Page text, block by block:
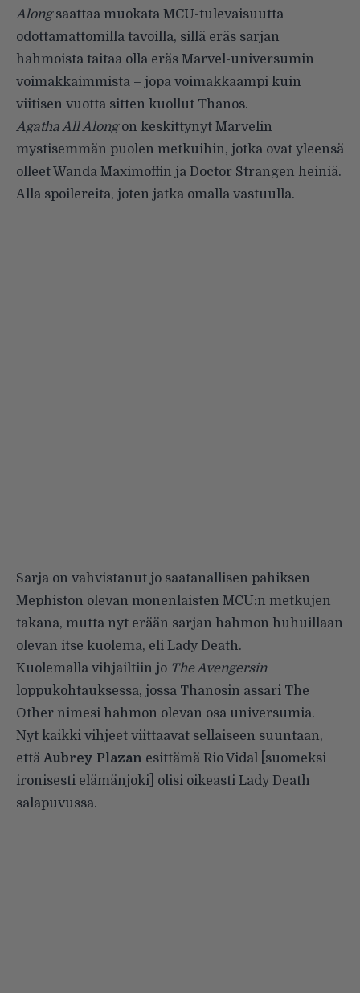
Alongsaattaa muokata MCU-tulevaisuutta
odottamattomilla tavoilla, sillä eräs sarjan
hahmoista taitaa olla eräs Marvel-universumin
voimakkaimmista – jopa voimakkaampi kuin
viitisen vuotta sitten kuollut Thanos.
Agatha All Alongon keskittynyt Marvelin
mystisemmän puolen metkuihin, jotka ovat yleensä
olleet Wanda Maximoffin ja Doctor Strangen heiniä.
Alla spoilereita, joten jatka omalla vastuulla.
Sarja on vahvistanut jo saatanallisen pahiksen
Mephiston olevan monenlaisten MCU:n metkujen
takana, mutta nyt erään sarjan hahmon huhuillaan
olevan itse kuolema, eli Lady Death.
Kuolemalla vihjailtiin jo The Avengersin
loppukohtauksessa, jossa Thanosin assari The
Other nimesi hahmon olevan osa universumia.
Nyt kaikki vihjeet viittaavat sellaiseen suuntaan,
että Aubrey Plazan esittämä Rio Vidal [suomeksi
ironisesti elämänjoki] olisi oikeasti Lady Death
salapuvussa.